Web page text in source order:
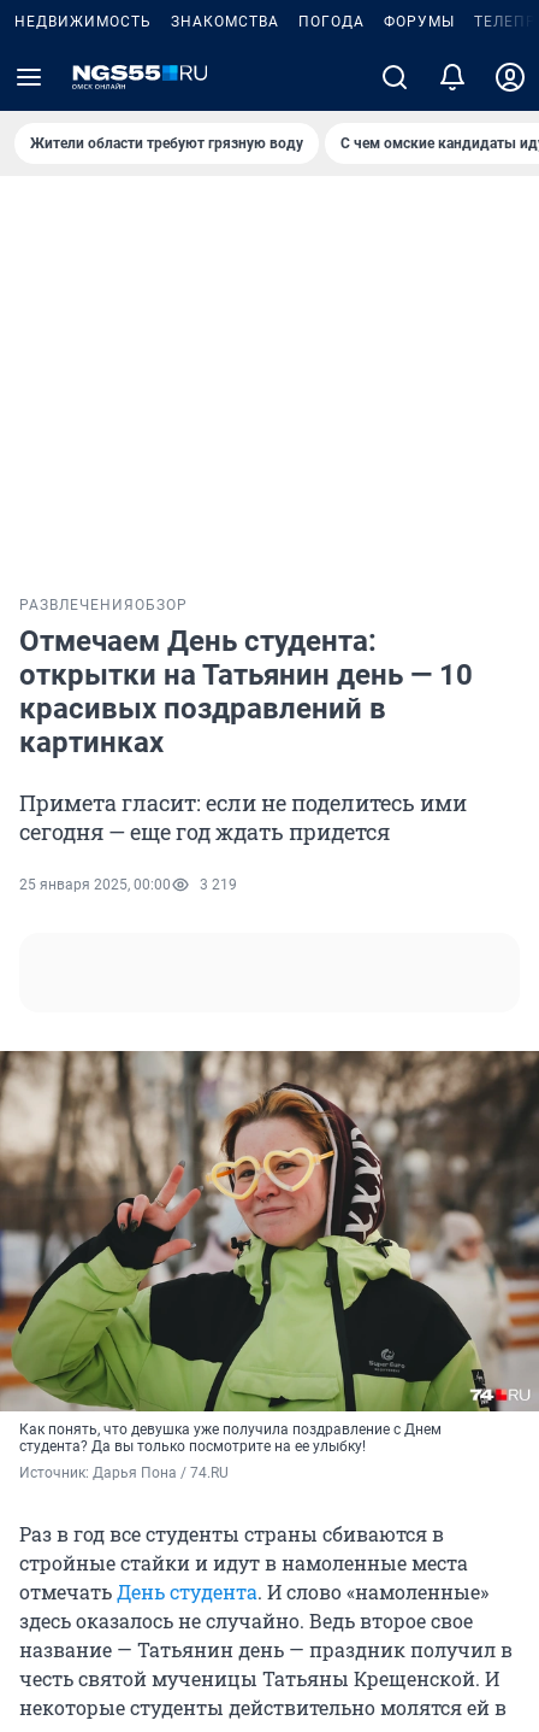
НЕДВИЖИМОСТЬ ЗНАКОМСТВА ПОГОДА ФОРУМЫ
Жители области требуют грязную воду С чем омские кандидаты
РАЗВЛЕЧЕНИЯ ОБЗОР
Отмечаем День студента:
открытки на Татьянин день — 10
красивых поздравлений в
картинках
Примета гласит: если не поделитесь ими
сегодня — еще год ждать придется
25 января 2025, 00:00 3 219
Как понять, что девушка уже получила поздравление с Днем
студента? Да вы только посмотрите на ее улыбку!
Источник: Дарья Пона / 74.RU
Раз в год все студенты страны сбиваются в
стройные стайки и идут в намоленные места
отмечатьДень студента. И слово «намоленные»
здесь оказалось не случайно. Ведь второе свое
название — Татьянин день — праздник получил в
честь святой мученицы Татьяны Крещенской. И
некоторые студенты действительно молятся ей в